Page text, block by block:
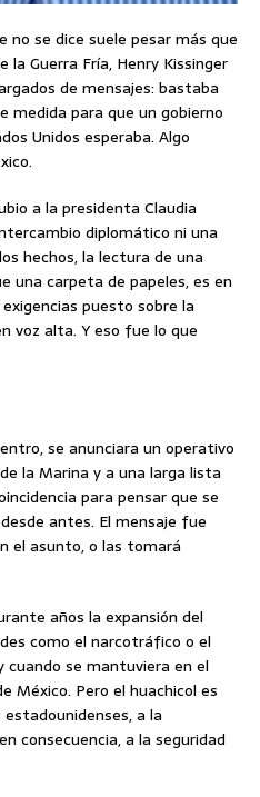
no se dice suele pesar más que
Guerra Fría, Henry Kissinger
de mensajes: bastaba
medida para que un gobierno
Unidos esperaba. Algo
a la presidenta Claudia
diplomático ni una
hechos, la lectura de una
una carpeta de papeles, es en
puesto sobre la
voz alta. Y eso fue lo que
se anunciara un operativo
la Marina y a una larga lista
para pensar que se
antes. El mensaje fue
el asunto, o las tomará
años la expansión del
como el narcotráfico o el
se mantuviera en el
México. Pero el huachicol es
a la
consecuencia, a la seguridad